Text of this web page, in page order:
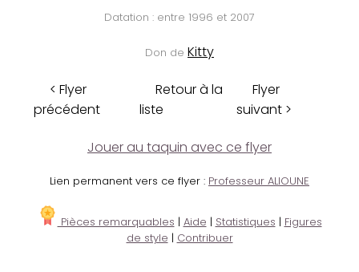
Datation : entre 1996 et 2007
Don de Kitty
< Flyer
précédent
Retour à la
liste
Flyer
suivant >
Jouer au taquin avec ce flyer
Lien permanent vers ce flyer : Professeur ALIOUNE
Pièces remarquables | Aide | Statistiques | Figures
de style | Contribuer